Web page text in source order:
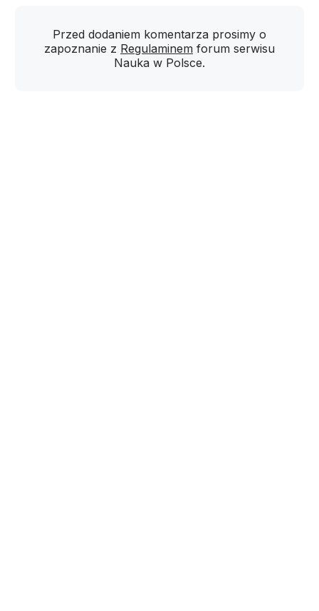
Przed dodaniem komentarza prosimy o
zapoznanie z Regulaminem forum serwisu
Nauka w Polsce.